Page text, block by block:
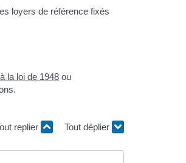
loyers de référence fixés
la loi de 1948 ou
replier Tout déplier